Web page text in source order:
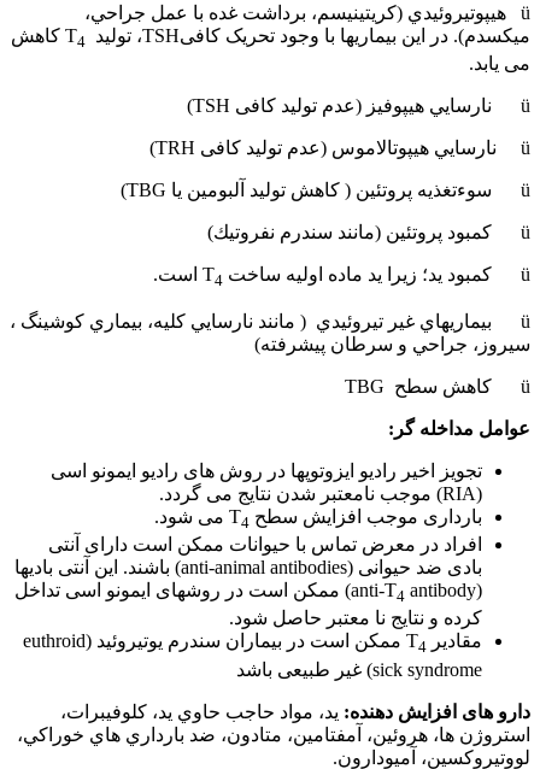
ü هيپوتيروئيدي (كريتينيسم، برداشت غده با عمل جراحي،
ميكسدم). در این بیماریها با وجود تحریک کافیTSH، تولید T
4
کاهش
می یابد.
ü نارسايي هيپوفيز‌ (عدم تولید کافی TSH)
ü نارسايي هيپوتالاموس (عدم تولید کافی TRH)
ü سوءتغذيه پروتئين ( کاهش تولید آلبومین یا TBG)
ü كمبود پروتئين (مانند سندرم نفروتيك)
ü كمبود يد؛ زیرا ید ماده اولیه ساخت T 4 است.
ü بيماريهاي غير تيروئيدي ( مانند نارسايي كليه، بيماري كوشينگ ،
سيروز، جراحي و سرطان پيشرفته)
ü كاهش سطح TBG
عوامل مداخله گر:
تجویز اخیر رادیو ایزوتوپها در روش های رادیو ایمونو اسی
(RIA) موجب نامعتبر شدن نتایج می گردد.
بارداری موجب افزایش سطح T 4
می شود.
افراد در معرض تماس با حیوانات ممکن است دارای آنتی
بادی ضد حیوانی (anti-animal antibodies) باشند. این آنتی بادیها
(anti-T
4
antibody) ممکن است در روشهای ایمونو اسی تداخل
کرده و نتایج نا معتبر حاصل شود.
مقادیر T 4
ممکن است در بیماران سندرم یوتیروئید (euthroid
sick syndrome) غیر طبیعی باشد
دارو های افزایش دهنده: يد، مواد حاجب حاوي يد، كلوفيبرات،
استروژن ها، هروئين، آمفتامين، متادون، ضد بارداري هاي خوراكي،
لووتيروكسين، آميودارون.